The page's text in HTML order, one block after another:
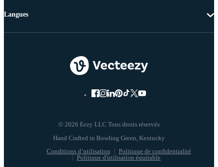
© 2026 Eezy LLC Tous droits réservés
Conditions d’utilisation
Politique de confidentialité
Politique d'utilisation équitable
Langues